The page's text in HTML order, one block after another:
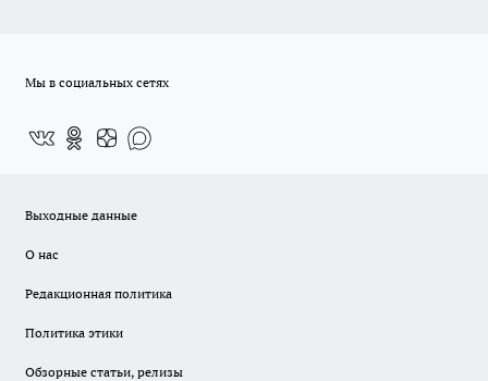
Мы в социальных сетях
Выходные данные
О нас
Редакционная политика
Политика этики
Обзорные статьи, релизы